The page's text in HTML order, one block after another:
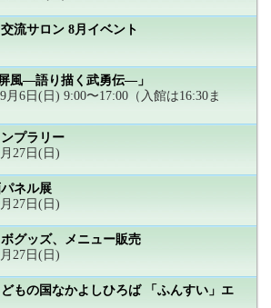
流サロン 8月イベント
風―語り描く武勇伝―」
月6日(日) 9:00〜17:00（入館は16:30ま
プラリー
27日(日)
ネル展
27日(日)
グッズ、メニュー販売
27日(日)
もの国なかよしひろば 「ふんすい」エ